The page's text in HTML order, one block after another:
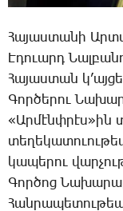
Հայաստանի
Էդուարդ
Հայաստան
Գործերու
«Արմէնփրէս»ին
կապերու
Գործոց